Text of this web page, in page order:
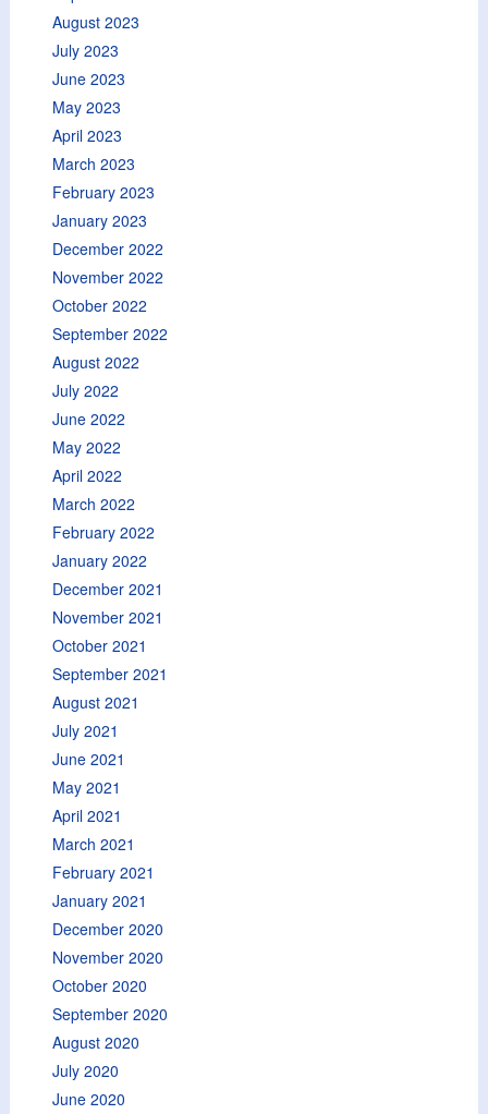
August 2023
July 2023
June 2023
May 2023
April 2023
March 2023
February 2023
January 2023
December 2022
November 2022
October 2022
September 2022
August 2022
July 2022
June 2022
May 2022
April 2022
March 2022
February 2022
January 2022
December 2021
November 2021
October 2021
September 2021
August 2021
July 2021
June 2021
May 2021
April 2021
March 2021
February 2021
January 2021
December 2020
November 2020
October 2020
September 2020
August 2020
July 2020
June 2020